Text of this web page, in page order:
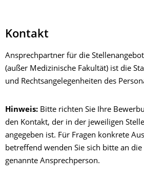
Kontakt
Ansprechpartner für die
(außer Medizinische Fakultät) ist die
und Rechtsangelegenheiten des
Hinweis: Bitte richten Sie Ihre
den Kontakt, der in der jeweiligen
angegeben ist. Für Fragen konkrete
betreffend wenden Sie sich bitte an
genannte Ansprechperson.